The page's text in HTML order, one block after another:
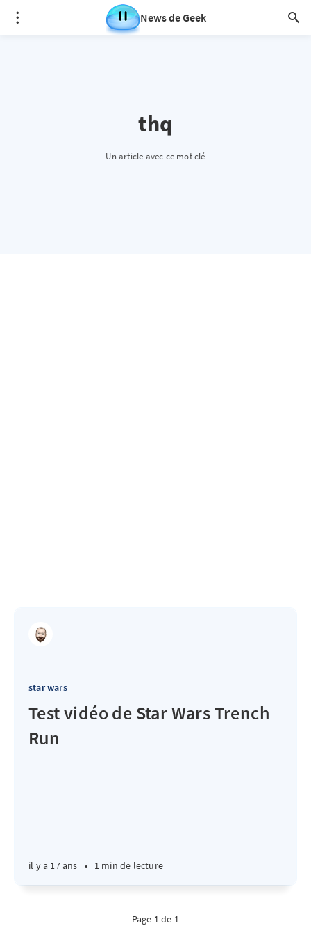
News de Geek
thq
Un article avec ce mot clé
star wars
Test vidéo de Star Wars Trench
Run
il y a 17 ans • 1 min de lecture
Page 1 de 1